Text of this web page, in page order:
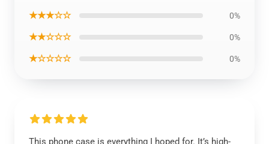
★★★☆☆ 0%
★★☆☆☆ 0%
★☆☆☆☆ 0%
This phone case is everything I hoped for. It’s high-